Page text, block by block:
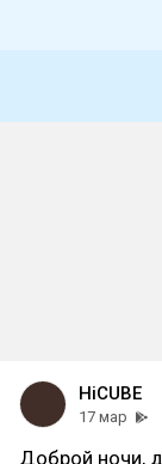
HiCUBE
17 мар
Доброй ночи,